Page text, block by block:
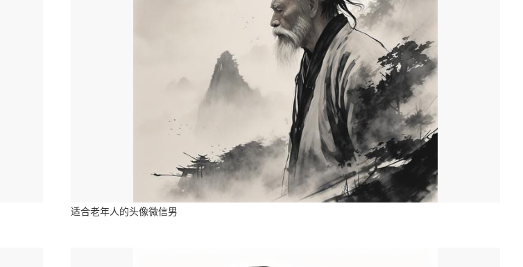
适合老年人的头像微信男